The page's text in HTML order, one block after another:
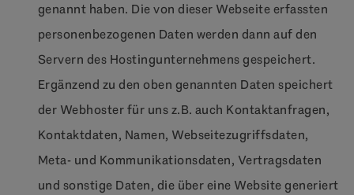
genannt haben. Die von dieser Webseite erfassten
personenbezogenen Daten werden dann auf den
Servern des Hostingunternehmens gespeichert.
Ergänzend zu den oben genannten Daten speichert
der Webhoster für uns z.B. auch Kontaktanfragen,
Kontaktdaten, Namen, Webseitezugriffsdaten,
Meta- und Kommunikationsdaten, Vertragsdaten
und sonstige Daten, die über eine Website generiert